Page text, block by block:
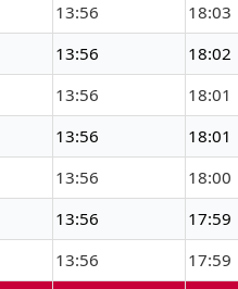
13:56 18:03
13:56 18:02
13:56 18:01
13:56 18:01
13:56 18:00
13:56 17:59
13:56 17:59